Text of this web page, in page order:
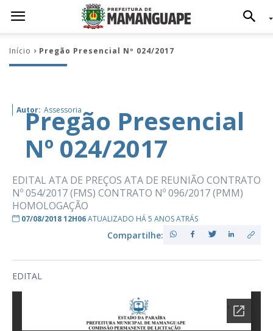
Início Pregão Presencial Nº 024/2017
Autor: Assessoria
Pregão Presencial
Nº 024/2017
EDITAL ATA DE PREÇOS ATA DE REUNIÃO CONTRATO
Nº 054/2017 (FMS) CONTRATO Nº 096/2017 (PMM)
HOMOLOGAÇÃO
07/08/2018 12H06ATUALIZADO HÁ 5 ANOS ATRÁS
Compartilhe:
EDITAL